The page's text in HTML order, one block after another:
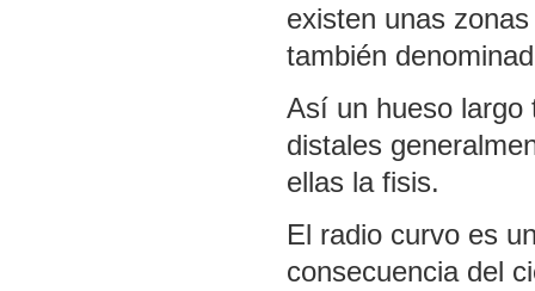
existen unas
también
Así un hueso largo
distales
ellas la fisis.
El radio curvo es
consecuencia del